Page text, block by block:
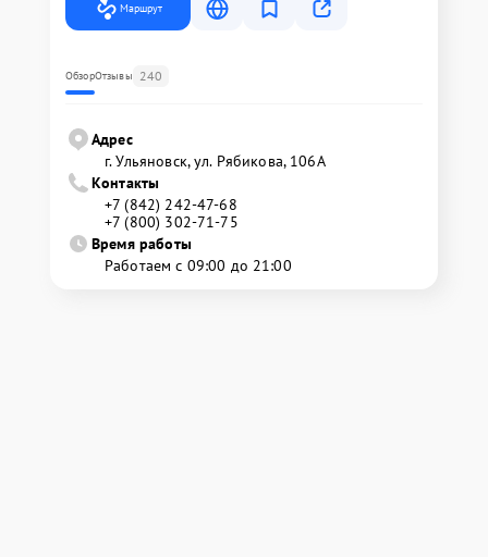
Маршрут
ОбзорОтзывы 240
Адрес
г. Ульяновск, ул. Рябикова, 106А
Контакты
+7 (842) 242-47-68
+7 (800) 302-71-75
Время работы
Работаем с 09:00 до 21:00